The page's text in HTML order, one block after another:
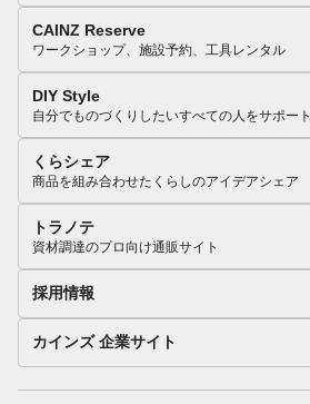
CAINZ Reserve
ワークショップ、施設予約、工具レンタル
DIY Style
自分でものづくりしたいすべての人をサポート
くらシェア
商品を組み合わせたくらしのアイデアシェア
トラノテ
資材調達のプロ向け通販サイト
採用情報
カインズ 企業サイト